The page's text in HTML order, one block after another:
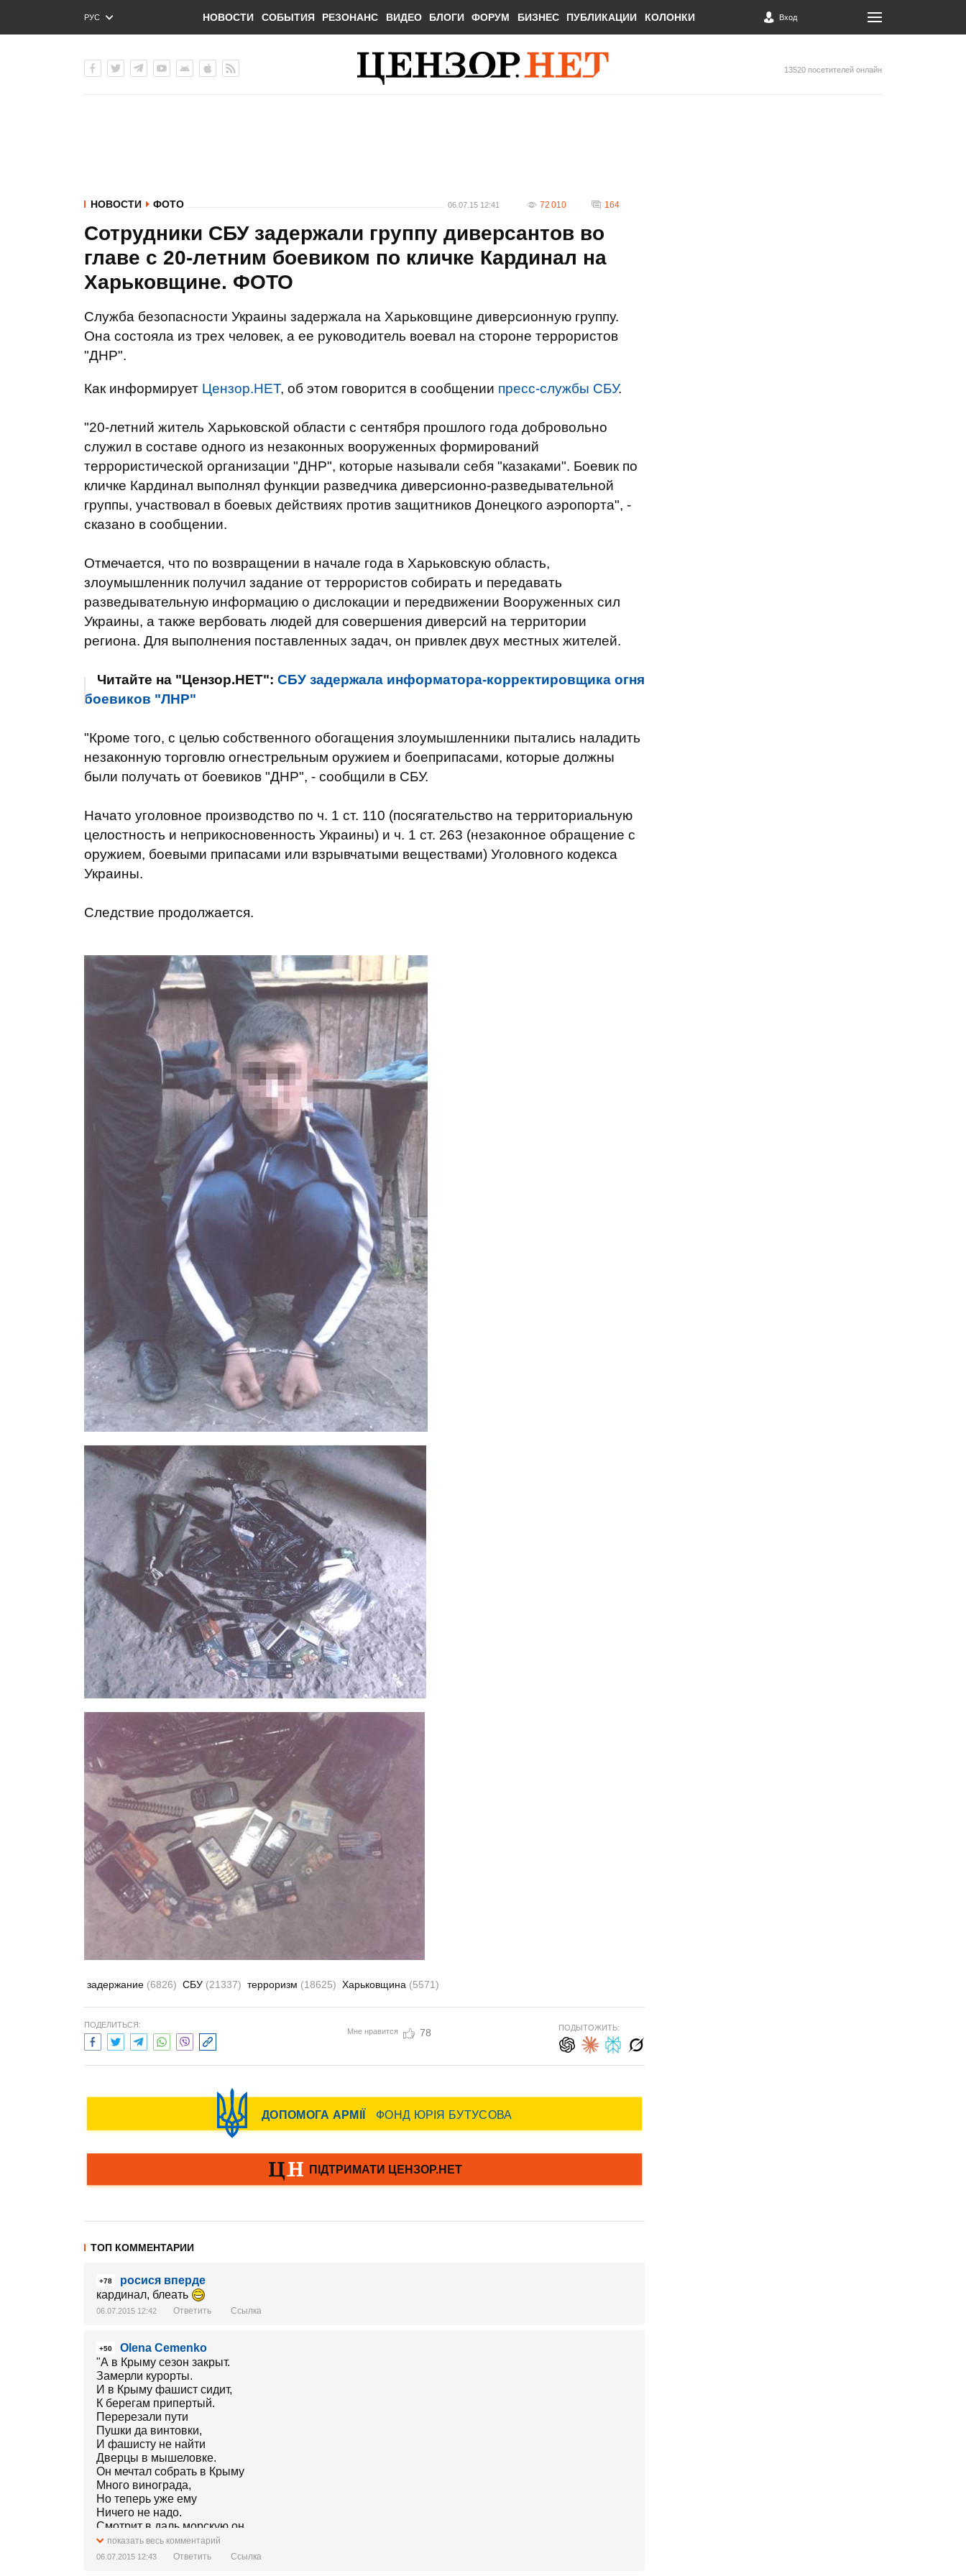
РУС
ENG
НОВОСТИ СОБЫТИЯ РЕЗОНАНС ВИДЕО БЛОГИ ФОРУМ БИЗНЕС ПУБЛИКАЦИИ КОЛОНКИ Вход
13520 посетителей онлайн
НОВОСТИ ФОТО 06.07.15 12:41 72 010 164
Сотрудники СБУ задержали группу диверсантов во
главе с 20-летним боевиком по кличке Кардинал на
Харьковщине. ФОТО
Служба безопасности Украины задержала на Харьковщине диверсионную группу.
Она состояла из трех человек, а ее руководитель воевал на стороне террористов
"ДНР".
Как информирует Цензор.НЕТ, об этом говорится в сообщении пресс-службы СБУ.
"20-летний житель Харьковской области с сентября прошлого года добровольно
служил в составе одного из незаконных вооруженных формирований
террористической организации "ДНР", которые называли себя "казаками". Боевик по
кличке Кардинал выполнял функции разведчика диверсионно-разведывательной
группы, участвовал в боевых действиях против защитников Донецкого аэропорта", -
сказано в сообщении.
Отмечается, что по возвращении в начале года в Харьковскую область,
злоумышленник получил задание от террористов собирать и передавать
разведывательную информацию о дислокации и передвижении Вооруженных сил
Украины, а также вербовать людей для совершения диверсий на территории
региона. Для выполнения поставленных задач, он привлек двух местных жителей.
Читайте на "Цензор.НЕТ": СБУ задержала информатора-корректировщика огня
боевиков "ЛНР"
"Кроме того, с целью собственного обогащения злоумышленники пытались наладить
незаконную торговлю огнестрельным оружием и боеприпасами, которые должны
были получать от боевиков "ДНР", - сообщили в СБУ.
Начато уголовное производство по ч. 1 ст. 110 (посягательство на территориальную
целостность и неприкосновенность Украины) и ч. 1 ст. 263 (незаконное обращение с
оружием, боевыми припасами или взрывчатыми веществами) Уголовного кодекса
Украины.
Следствие продолжается.
задержание (6826) СБУ (21337) терроризм (18625) Харьковщина (5571)
ПОДЕЛИТЬСЯ:
Мне нравится 78 ПОДЫТОЖИТЬ:
ТОП КОММЕНТАРИИ
+78
росися вперде
кардинал, блеать
06.07.2015 12:42 Ответить Ссылка
+50
Olena Cemenko
"А в Крыму сезон закрыт.
Замерли курорты.
И в Крыму фашист сидит,
К берегам припертый.
Перерезали пути
Пушки да винтовки,
И фашисту не найти
Дверцы в мышеловке.
Он мечтал собрать в Крыму
Много винограда,
Но теперь уже ему
Ничего не надо.
Смотрит в даль морскую он,
Хмурый и печальный.
Для него теперь сезон
показать весь комментарий
06.07.2015 12:43 Ответить Ссылка